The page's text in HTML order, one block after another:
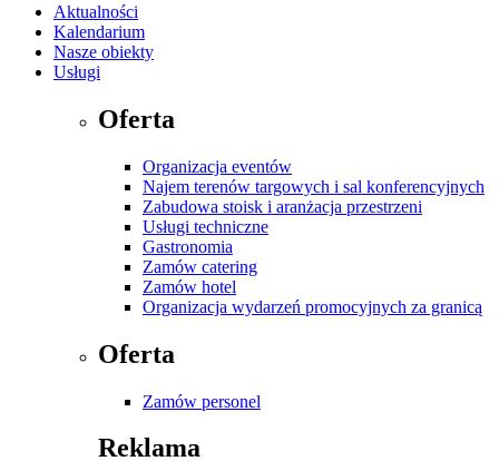
Aktualności
Kalendarium
Nasze obiekty
Usługi
Oferta
Organizacja eventów
Najem terenów targowych i sal konferencyjnych
Zabudowa stoisk i aranżacja przestrzeni
Usługi techniczne
Gastronomia
Zamów catering
Zamów hotel
Organizacja wydarzeń promocyjnych za granicą
Oferta
Zamów personel
Reklama